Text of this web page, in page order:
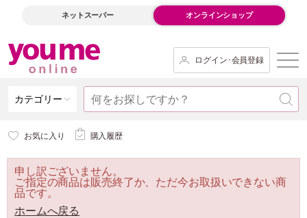
ネットスーパー オンラインショップ
ログイン･会員登録
カテゴリー
お気に入り 購入履歴
申し訳ございません。
ご指定の商品は販売終了か、ただ今お取扱いできない商
品です。
ホームへ戻る